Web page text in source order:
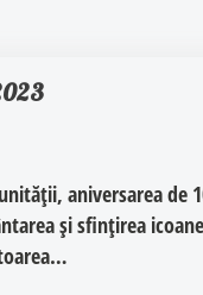
aniversarea de
și sfințirea